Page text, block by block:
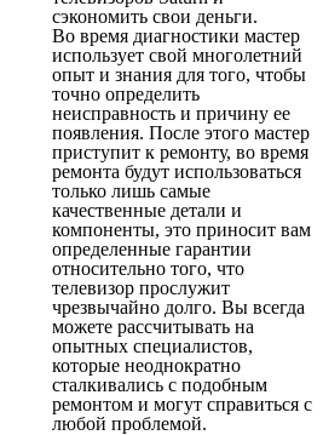
сэкономить свои деньги.
Во время диагностики мастер
использует свой многолетний
опыт и знания для того, чтобы
точно определить
неисправность и причину ее
появления. После этого мастер
приступит к ремонту, во время
ремонта будут использоваться
только лишь самые
качественные детали и
компоненты, это приносит вам
определенные гарантии
относительно того, что
телевизор прослужит
чрезвычайно долго. Вы всегда
можете рассчитывать на
опытных специалистов,
которые неоднократно
сталкивались с подобным
ремонтом и могут справиться с
любой проблемой.